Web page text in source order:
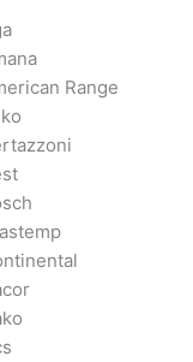
Range